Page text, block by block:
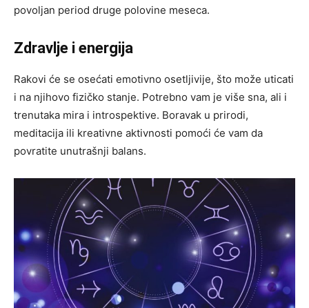
povoljan period druge polovine meseca.
Zdravlje i energija
Rakovi će se osećati emotivno osetljivije, što može uticati
i na njihovo fizičko stanje. Potrebno vam je više sna, ali i
trenutaka mira i introspektive. Boravak u prirodi,
meditacija ili kreativne aktivnosti pomoći će vam da
povratite unutrašnji balans.